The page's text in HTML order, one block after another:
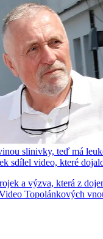
slinivky, teď má
sdílel video, které
a výzva, která z
Topolánkových